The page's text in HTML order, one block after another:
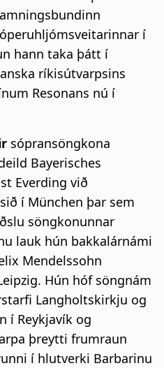
í
hann taka þátt í
ríkisútvarpsins
Resonans nú í
sópransöngkona
Bayerisches
Everding við
í München þar sem
söngkonunnar
lauk hún bakkalárnámi
Mendelssohn
Hún hóf söngnám
Langholtskirkju og
í Reykjavík og
þreytti frumraun
í hlutverki Barbarinu